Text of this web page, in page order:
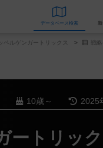
データベース 検
ペルゲンガートリックス 戦
10歳～ 2025
ートリッ